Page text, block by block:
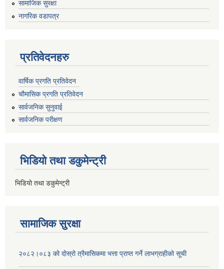
सामाजिक सुरक्षा
नागरिक वडापत्र
प्रतिवेदनहरु
वार्षिक प्रगति प्रतिवेदन
चौमासिक प्रगति प्रतिवेदन
सार्वजनिक सुनुवाई
सार्वजनिक परीक्षण
भिडियो तथा डकुमेन्ट्री
भिडियो तथा डकुमेन्ट्री
सामाजिक सुरक्षा
२०८२।०८३ को दोस्रो त्रैमासिकमा भत्ता प्राप्‍त गर्ने लाभग्राहीको सूची